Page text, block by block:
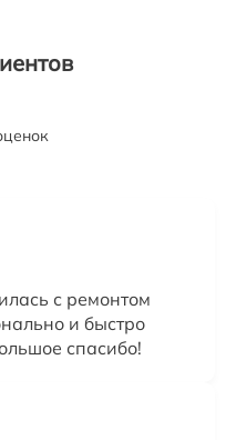
с ремонтом
и быстро
спасибо!